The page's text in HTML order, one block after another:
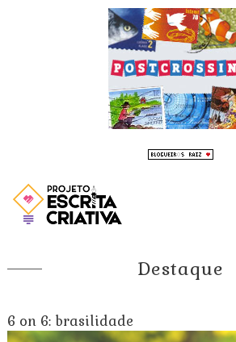
Destaque
6 on 6: brasilidade